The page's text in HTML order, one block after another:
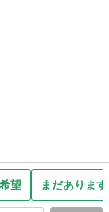
望 まだありま